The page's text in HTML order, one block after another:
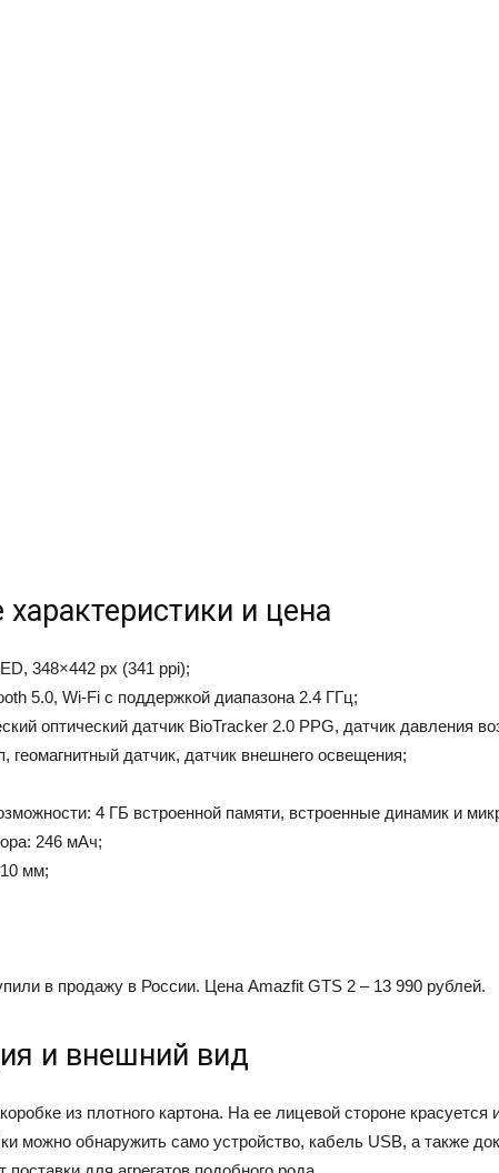
характеристики и цена
348×442 px (341 ppi);
5.0, Wi-Fi с поддержкой диапазона 2.4 ГГц;
оптический датчик BioTracker 2.0 PPG, датчик давления
геомагнитный датчик, датчик внешнего освещения;
4 ГБ встроенной памяти, встроенные динамик и
246 мАч;
мм;
в продажу в России. Цена Amazfit GTS 2 – 13 990 рублей.
и внешний вид
из плотного картона. На ее лицевой стороне красуется
можно обнаружить само устройство, кабель USB, а также